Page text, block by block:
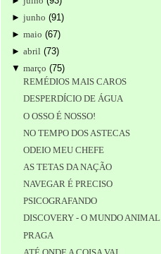
►junho (91)
►maio (67)
►abril (73)
▼março (75)
REMÉDIOS MAIS CAROS
DESPERDÍCIO DE ÁGUA
O OSSO É NOSSO!
NO TEMPO DOS ASTECAS
ODEIO MEU CHEFE
AS TETAS DA NAÇÃO
NAVEGAR É PRECISO
PSICOGRAFANDO
DISCOVERY - O MUNDO ANIMAL
PRAGA